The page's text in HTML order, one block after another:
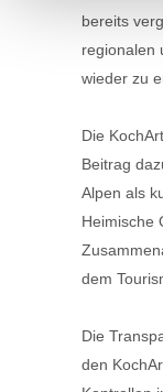
bereits
regionalen
wieder zu
Die
Beitrag
Alpen als
Heimische
dem
Die
den